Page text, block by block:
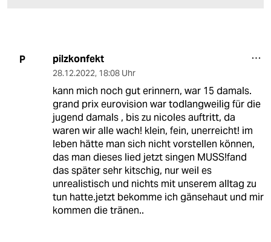
P pilzkonfekt
28.12.2022, 18:08 Uhr
kann mich noch gut erinnern, war 15 damals.
grand prix eurovision war todlangweilig für die
jugend damals , bis zu nicoles auftritt, da
waren wir alle wach! klein, fein, unerreicht! im
leben hätte man sich nicht vorstellen können,
das man dieses lied jetzt singen MUSS!fand
das später sehr kitschig, nur weil es
unrealistisch und nichts mit unserem alltag zu
tun hatte.jetzt bekomme ich gänsehaut und mir
kommen die tränen..